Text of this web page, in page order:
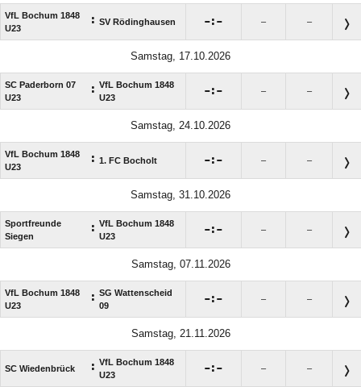
VfL Bochum 1848
U23
: SV Rödinghausen : – –
Samstag, 17.10.2026
SC Paderborn 07
U23
: VfL Bochum 1848
U23
: – –
Samstag, 24.10.2026
VfL Bochum 1848
U23
: 1. FC Bocholt : – –
Samstag, 31.10.2026
Sportfreunde
Siegen
: VfL Bochum 1848
U23
: – –
Samstag, 07.11.2026
VfL Bochum 1848
U23
: SG Wattenscheid
09
: – –
Samstag, 21.11.2026
SC Wiedenbrück : VfL Bochum 1848
U23
: – –